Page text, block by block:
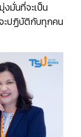
มุ่งมั่นที่จะเป็น
ะปฏิบัติกับทุกคน